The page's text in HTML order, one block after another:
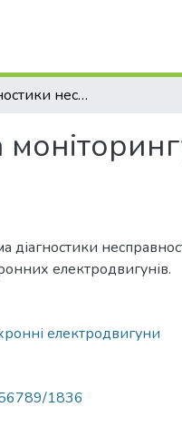
Система діагностики несправностей та моніторингу роботи групи асинхронних електродвигунів
діагностики
електродвигунів.
електродвигуни
1836